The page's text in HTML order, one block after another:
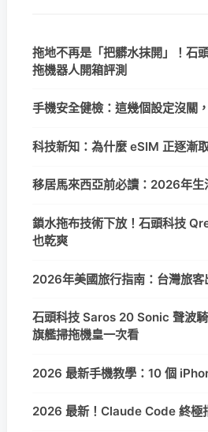
拖地不再是「把髒水抹開」！石
拖機器人開箱評測
手機安全健檢：這幾個設定沒關
科技新知：為什麼 eSIM 正逐漸
移居馬來西亞前必讀：2026年生
鎖水拖布技術下放！石頭科技
也乾爽
2026年美國旅行指南：台灣旅客
石頭科技 Saros 20 Sonic 聲波
旗艦掃拖機皇一次看
2026 最新手機教學：10 個
2026 最新！Claude Code 終極